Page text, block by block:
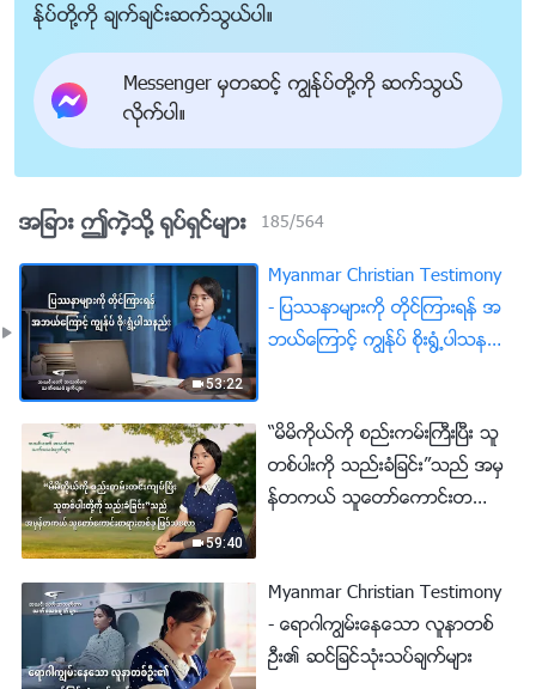
န္ုပ္တို႔ကို ခ်က္ခ်င္းဆက္သြယ္ပါ။
Messenger မွတဆင့္ ကြၽန္ုပ္တို႔ကို ဆက္သြယ္
လိုက္ပါ။
အျခား ဤကဲ့သို႔ ႐ုပ္ရွင္မ်ား 185/564
53:22
Myanmar Christian Testimony
- ျပႆနာမ်ားကို တိုင္ၾကားရန္ အ
ဘယ္ေၾကာင့္ ကြၽန္ုပ္ စိုး႐ြံ႕ပါသန
59:40
“မိမိကိုယ္ကို စည္းကမ္းႀကီးၿပီး သူ
တစ္ပါးကို သည္းခံျခင္း”သည္ အမွ
န္တကယ္ သူေတာ္ေကာင္းတရား
Myanmar Christian Testimony
- ေရာဂါကြၽမ္းေနေသာ လူနာတစ္
ဦး၏ ဆင္ျခင္သုံးသပ္ခ်က္မ်ား